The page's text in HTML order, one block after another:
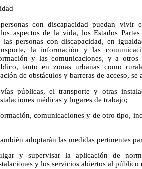
con discapacidad puedan vivir
aspectos de la vida, los Estados
las personas con discapacidad, en
la información y las
y las comunicaciones, y a otros
tanto en zonas urbanas como
de obstáculos y barreras de acceso, se
públicas, el transporte y otras
médicas y lugares de trabajo;
comunicaciones y de otro tipo,
adoptarán las medidas pertinentes
y supervisar la aplicación de
y los servicios abiertos al público